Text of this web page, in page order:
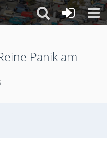
Panik am